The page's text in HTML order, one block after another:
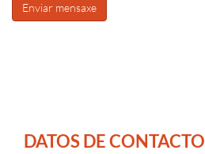
Enviar mensaxe
DATOS DE CONTACTO